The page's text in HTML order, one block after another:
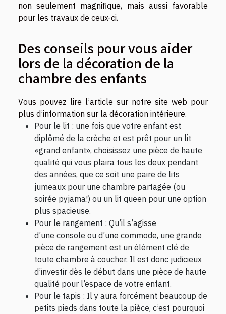
non seulement magnifique, mais aussi favorable
pour les travaux de ceux-ci.
Des conseils pour vous aider
lors de la décoration de la
chambre des enfants
Vous pouvez lire l’article sur notre site web pour
plus d’information sur la décoration intérieure.
Pour le lit : une fois que votre enfant est
diplômé de la crèche et est prêt pour un lit
«grand enfant», choisissez une pièce de haute
qualité qui vous plaira tous les deux pendant
des années, que ce soit une paire de lits
jumeaux pour une chambre partagée (ou
soirée pyjama!) ou un lit queen pour une option
plus spacieuse.
Pour le rangement : Qu’il s’agisse
d’une console ou d’une commode, une grande
pièce de rangement est un élément clé de
toute chambre à coucher. Il est donc judicieux
d’investir dès le début dans une pièce de haute
qualité pour l’espace de votre enfant.
Pour le tapis : Il y aura forcément beaucoup de
petits pieds dans toute la pièce, c’est pourquoi